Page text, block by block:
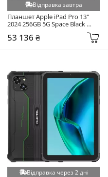
Відправка завтра
Планшет Apple iPad Pro 13"
2024 256GB 5G Space Black
53 136 ₴
Відправка через 2 дні